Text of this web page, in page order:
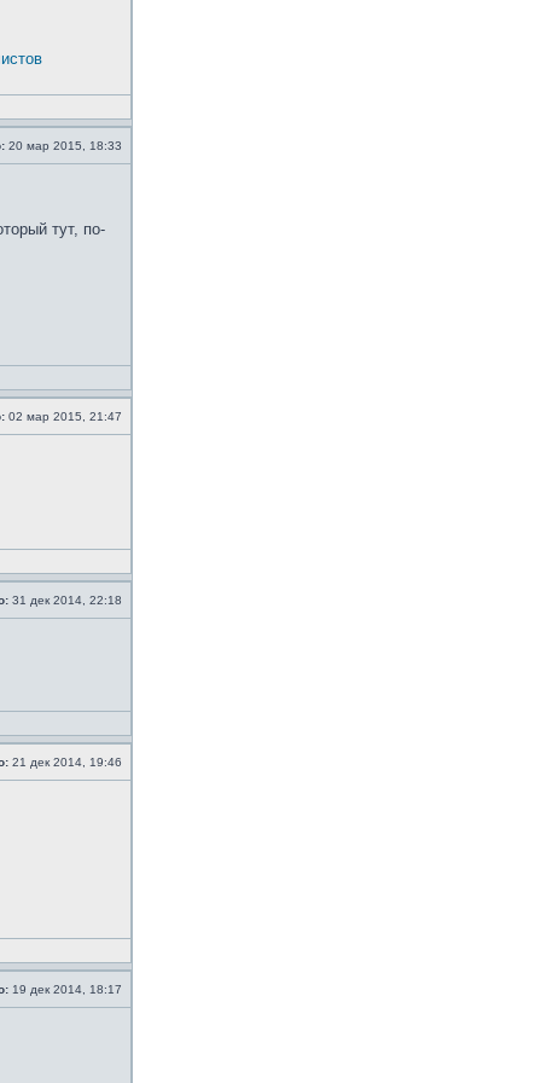
20 мар 2015, 18:33
тут, по-
02 мар 2015, 21:47
31 дек 2014, 22:18
21 дек 2014, 19:46
19 дек 2014, 18:17